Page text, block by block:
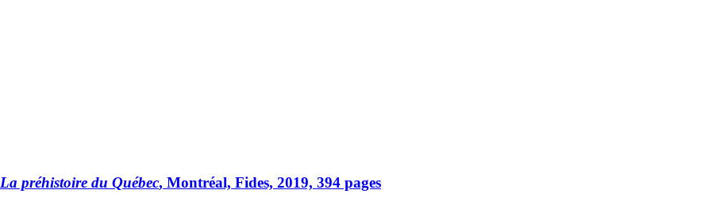
La préhistoire du Québec, Montréal, Fides, 2019, 394 pages